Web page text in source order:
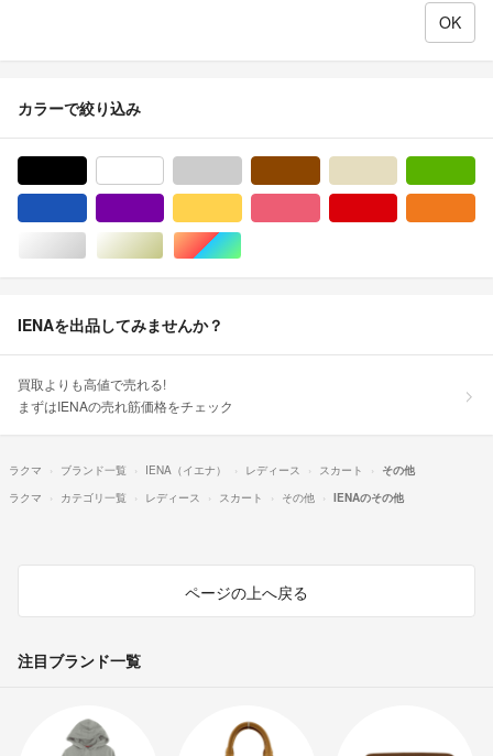
カラーで絞り込み
シルバー/銀色系ゴールド/金色系マルチカラー
IENAを出品してみませんか？
買取よりも高値で売れる!
まずはIENAの売れ筋価格をチェック
ラクマ ブランド一覧 IENA（イエナ） レディース スカート
その他
ラクマ
カテゴリ一覧 レディース スカート その他 IENAのその他
ページの上へ戻る
注目ブランド一覧